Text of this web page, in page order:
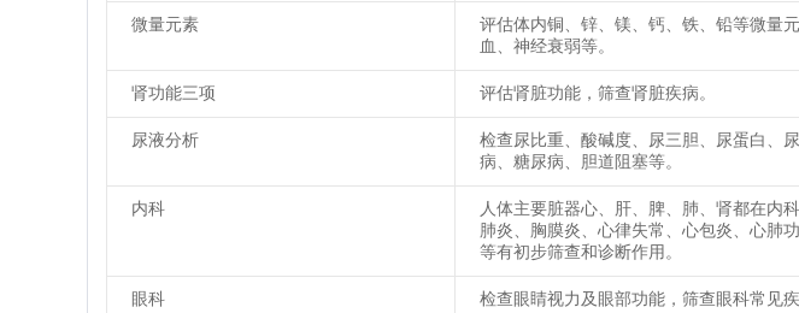
微量元素
评估体内铜、锌、镁、钙、铁、铅等微量
血、神经衰弱等。
肾功能三项 评估肾脏功能，筛查肾脏疾病。
尿液分析
检查尿比重、酸碱度、尿三胆、尿蛋白、
病、糖尿病、胆道阻塞等。
内科
人体主要脏器心、肝、脾、肺、肾都在内
肺炎、胸膜炎、心律失常、心包炎、心肺
等有初步筛查和诊断作用。
眼科 检查眼睛视力及眼部功能，筛查眼科常见疾